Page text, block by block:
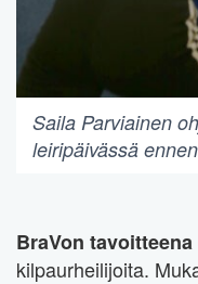
Saila Parviainen
leiripäivässä
BraVon tavoitteena
kilpaurheilijoita.